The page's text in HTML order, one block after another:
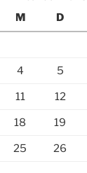
M D
4 5
11 12
18 19
25 26